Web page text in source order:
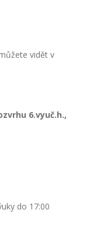
vidět v
6.vyuč.h.,
do 17:00